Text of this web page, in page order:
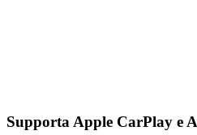
Supporta Apple CarPlay e